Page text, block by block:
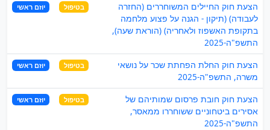
הצעת חוק החיילים המשוחררים (החזרה
לעבודה) (תיקון - הגנה על פצוע מלחמה
בתקופת האשפוז ולאחריה) (הוראת שעה),
התשפ"ה-2025
בטיפול יוזם ראשי
הצעת חוק החלת הפחתת שכר על נושאי
משרה, התשפ"ה-2025
בטיפול יוזם ראשי
הצעת חוק חובת פרסום שמותיהם של
אסירים ביטחוניים ששוחררו ממאסר,
התשפ"ה-2025
בטיפול יוזם ראשי